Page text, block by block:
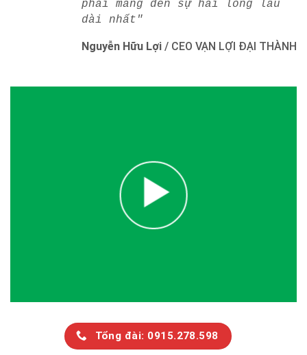
phải mang đến sự hài lòng lâu
dài nhất"
Nguyễn Hữu Lợi / CEO VẠN LỢI ĐẠI THÀNH
Tổng đài: 0915.278.598